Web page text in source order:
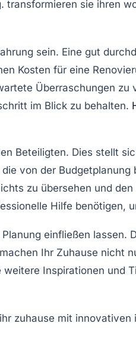
sein. Eine gut
Kosten für eine
Überraschungen zu
im Blick zu behalten.
Beteiligten. Dies stellt
von der
zu übersehen und
Hilfe benötigen,
einfließen lassen.
Ihr Zuhause nicht
Inspirationen und